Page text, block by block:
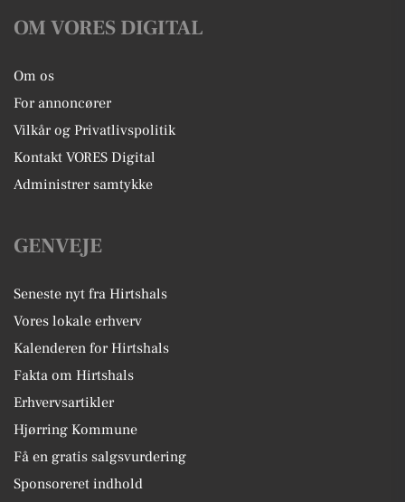
OM VORES DIGITAL
Om os
For annoncører
Vilkår og Privatlivspolitik
Kontakt VORES Digital
Administrer samtykke
GENVEJE
Seneste nyt fra Hirtshals
Vores lokale erhverv
Kalenderen for Hirtshals
Fakta om Hirtshals
Erhvervsartikler
Hjørring Kommune
Få en gratis salgsvurdering
Sponsoreret indhold